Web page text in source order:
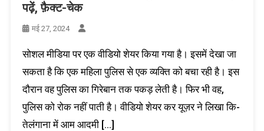
पढ़ें, फ़ैक्ट-चेक
मई 27, 2024
सोशल मीडिया पर एक वीडियो शेयर किया गया है। इसमें देखा जा
सकता है कि एक महिला पुलिस से एक व्यक्ति को बचा रही है। इस
दौरान वह पुलिस का गिरेबान तक पकड़ लेती है। फिर भी वह,
पुलिस को रोक नहीं पाती है। वीडियो शेयर कर यूज़र ने लिखा कि-
तेलंगाना में आम आदमी […]